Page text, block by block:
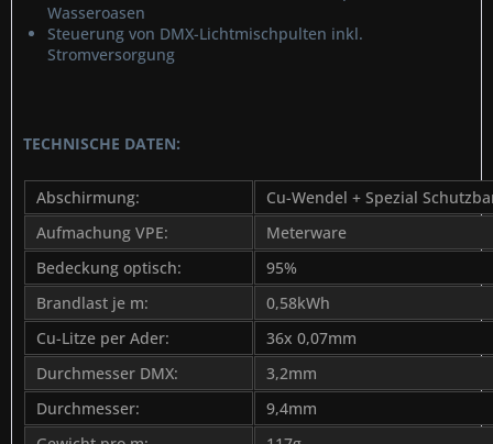
Wasseroasen
Steuerung von DMX-Lichtmischpulten inkl.
Stromversorgung
TECHNISCHE DATEN:
Abschirmung:
Cu-Wendel + Spezial
Aufmachung VPE:
Meterware
Bedeckung optisch:
95%
Brandlast je m:
0,58kWh
Cu-Litze per Ader:
36x 0,07mm
Durchmesser DMX:
3,2mm
Durchmesser:
9,4mm